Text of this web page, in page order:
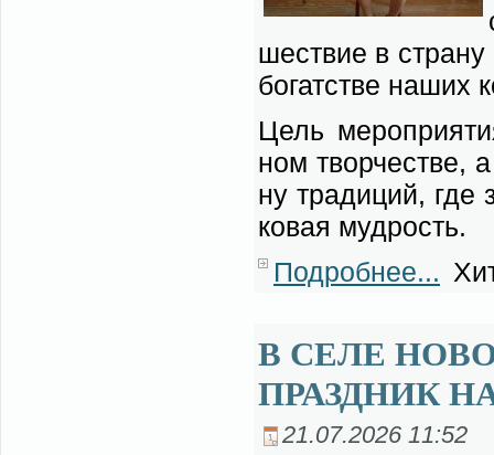
ше­ствие в
бо­гат­стве на­ших
Цель
ном твор­че­стве,
ну тра­ди­ций,
ко­вая муд­рость.
Подробнее...
В СЕЛЕ
ПРАЗДНИК
21.07.2026 11:52